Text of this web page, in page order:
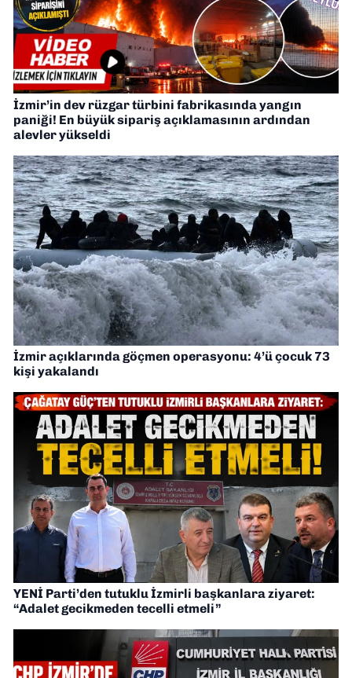
İzmir’in dev rüzgar türbini fabrikasında yangın
paniği! En büyük sipariş açıklamasının ardından
alevler yükseldi
İzmir açıklarında göçmen operasyonu: 4’ü çocuk 73
kişi yakalandı
YENİ Parti’den tutuklu İzmirli başkanlara ziyaret:
“Adalet gecikmeden tecelli etmeli”